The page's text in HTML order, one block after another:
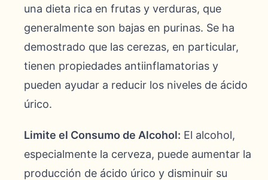
una dieta rica en frutas y verduras, que
generalmente son bajas en purinas. Se ha
demostrado que las cerezas, en particular,
tienen propiedades antiinflamatorias y
pueden ayudar a reducir los niveles de ácido
úrico.
Limite el Consumo de Alcohol: El alcohol,
especialmente la cerveza, puede aumentar la
producción de ácido úrico y disminuir su